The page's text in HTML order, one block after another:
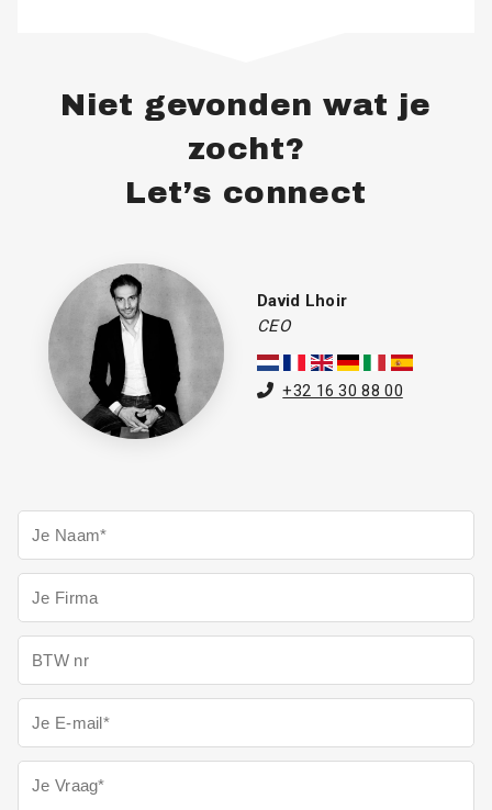
Niet gevonden wat je
zocht?
Let’s connect
David Lhoir
CEO
+32 16 30 88 00